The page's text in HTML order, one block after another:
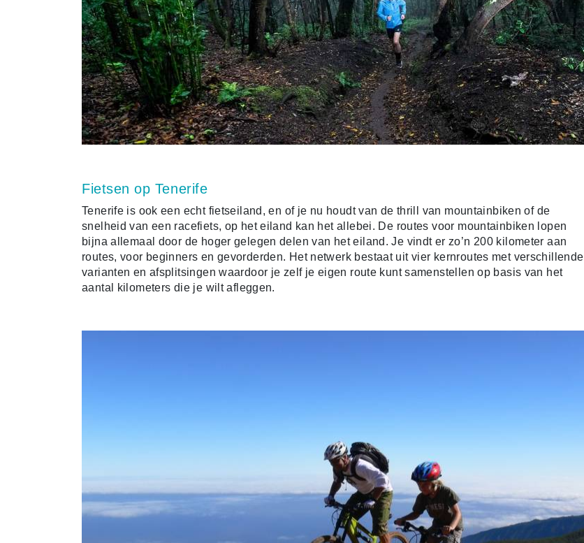
Fietsen op Tenerife
Tenerife is ook een echt fietseiland, en of je nu houdt van de thrill van mountainbiken of de
snelheid van een racefiets, op het eiland kan het allebei. De routes voor mountainbiken lopen
bijna allemaal door de hoger gelegen delen van het eiland. Je vindt er zo’n 200 kilometer aan
routes, voor beginners en gevorderden. Het netwerk bestaat uit vier kernroutes met verschillende
varianten en afsplitsingen waardoor je zelf je eigen route kunt samenstellen op basis van het
aantal kilometers die je wilt afleggen.